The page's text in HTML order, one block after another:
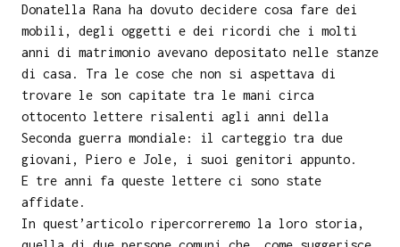
Donatella Rana ha dovuto decidere cosa fare dei
mobili, degli oggetti e dei ricordi che i molti
anni di matrimonio avevano depositato nelle stanze
di casa. Tra le cose che non si aspettava di
trovare le son capitate tra le mani circa
ottocento lettere risalenti agli anni della
Seconda guerra mondiale: il carteggio tra due
giovani, Piero e Jole, i suoi genitori appunto.
E tre anni fa queste lettere ci sono state
affidate.
In quest’articolo ripercorreremo la loro storia,